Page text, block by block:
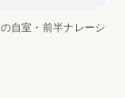
自室・前半ナレーシ